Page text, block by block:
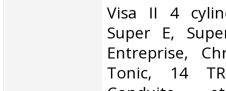
Visa II 4
Super E,
Entreprise,
Tonic, 14